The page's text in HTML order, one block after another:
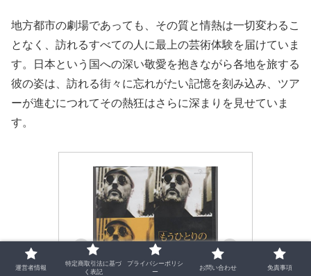
地方都市の劇場であっても、その質と情熱は一切変わるこ
となく、訪れるすべての人に最上の芸術体験を届けていま
す。日本という国への深い敬愛を抱きながら各地を旅する
彼の姿は、訪れる街々に忘れがたい記憶を刻み込み、ツア
ーが進むにつれてその熱狂はさらに深まりを見せていま
す。
運営者情報
特定商取引法に基づ
く表記
プライバシーポリシ
ー
お問い合わせ 免責事項